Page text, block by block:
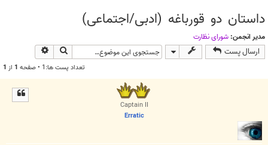
داستان دو قورباغه (ادبی/اجتماعی)
مدیر انجمن: شوراي نظارت
ارسال پست جستجو
تعداد پست ها:1 • صفحه 1 از 1
Captain II
Erratic